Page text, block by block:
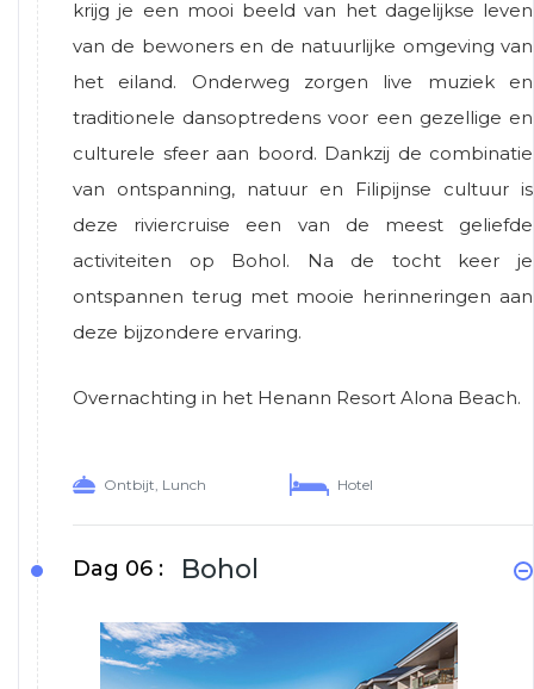
krijg je een mooi beeld van het dagelijkse leven
van de bewoners en de natuurlijke omgeving van
het eiland. Onderweg zorgen live muziek en
traditionele dansoptredens voor een gezellige en
culturele sfeer aan boord. Dankzij de combinatie
van ontspanning, natuur en Filipijnse cultuur is
deze riviercruise een van de meest geliefde
activiteiten op Bohol. Na de tocht keer je
ontspannen terug met mooie herinneringen aan
deze bijzondere ervaring.
Overnachting in het Henann Resort Alona Beach.
Ontbijt, Lunch Hotel
Dag 06 : Bohol